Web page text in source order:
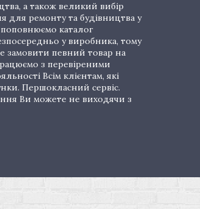
а також великий вибір
для ремонту та будівництва у
поповнюємо каталог
у виробника, тому
замовити певний товар на
з перевіреними
Всім клієнтам, які
Першокласний сервіс.
Ви можете не виходячи з